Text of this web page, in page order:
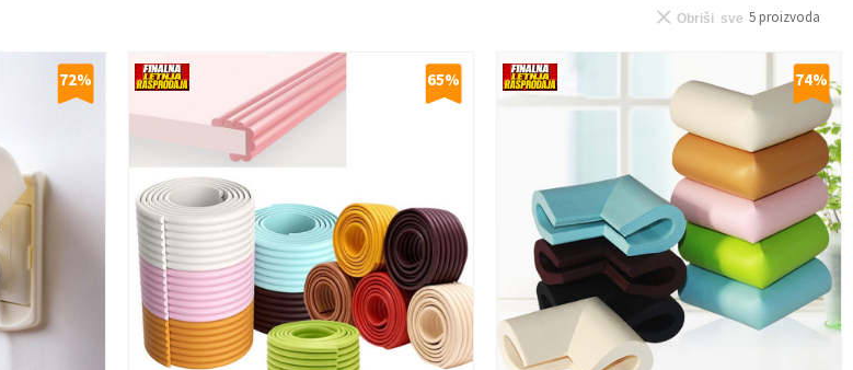
5 proizvoda
Obriši sve
72% 65% 74%